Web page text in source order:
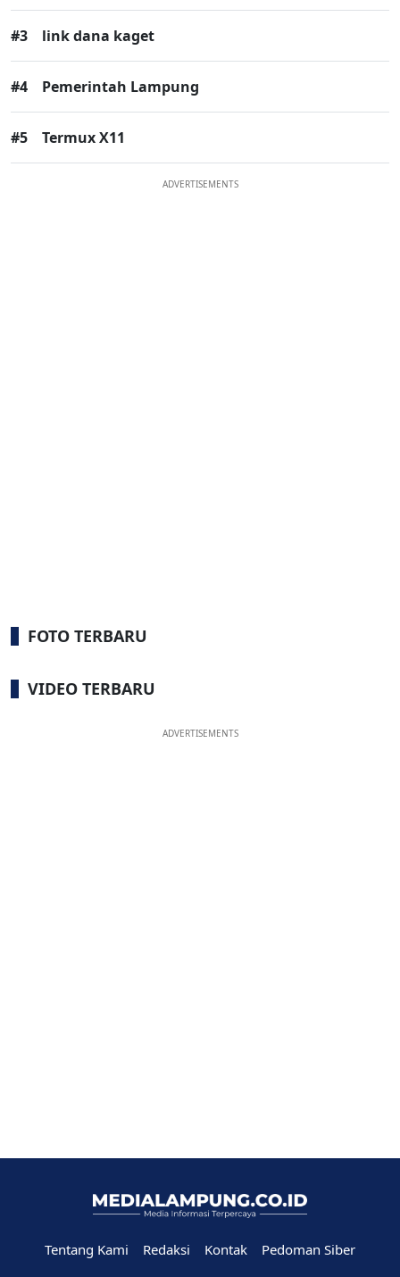
#3 link dana kaget
#4 Pemerintah Lampung
#5 Termux X11
ADVERTISEMENTS
FOTO TERBARU
VIDEO TERBARU
ADVERTISEMENTS
Tentang Kami Redaksi Kontak
Pedoman Siber